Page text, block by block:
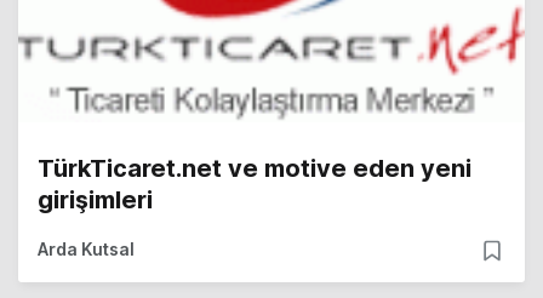
TürkTicaret.net ve motive eden yeni
girişimleri
Arda Kutsal